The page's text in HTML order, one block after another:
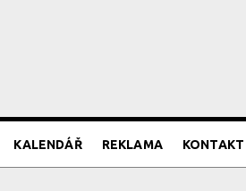
KALENDÁŘ REKLAMA KONTAKT